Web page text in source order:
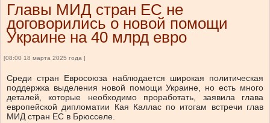
Главы МИД стран ЕС не
договорились о новой помощи
Украине на 40 млрд евро
[08:00 18 марта 2025 года ]
Среди стран Евросоюза наблюдается широкая политическая
поддержка выделения новой помощи Украине, но есть много
деталей, которые необходимо проработать, заявила глава
европейской дипломатии Кая Каллас по итогам встречи глав
МИД стран ЕС в Брюсселе.